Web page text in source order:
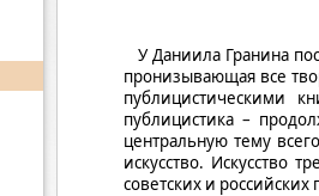
У Даниила Гранина
пронизывающая все
публицистическими
публицистика –
центральную тему
искусство.
советских и российских